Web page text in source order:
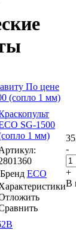
По цене
(сопло 1 мм)
SG-1500
1 мм)
:
Бренд ECO
-
+
В